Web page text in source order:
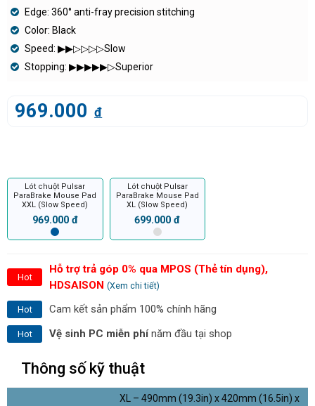
Edge: 360° anti-fray precision stitching
Color: Black
Speed: ▶︎▶︎▷▷▷▷Slow
Stopping: ▶︎▶︎▶︎▶︎▶︎▷Superior
969.000 đ
Lót chuột Pulsar
ParaBrake Mouse Pad
XXL (Slow Speed)
969.000 đ
Lót chuột Pulsar
ParaBrake Mouse Pad
XL (Slow Speed)
699.000 đ
Hot
Hỗ trợ trả góp 0% qua MPOS (Thẻ tín dụng),
HDSAISON (Xem chi tiết)
Hot Cam kết sản phẩm 100% chính hãng
Hot Vệ sinh PC miễn phínăm đầu tại shop
Thông số kỹ thuật
XL – 490mm (19.3in) x 420mm (16.5in) x